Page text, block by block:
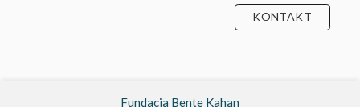
KONTAKT
Fundacja Bente Kahan